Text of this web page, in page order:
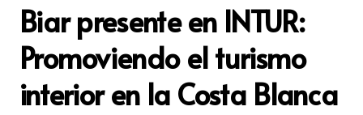
Biar presente en INTUR:
Promoviendo el turismo
interior en la Costa Blanca